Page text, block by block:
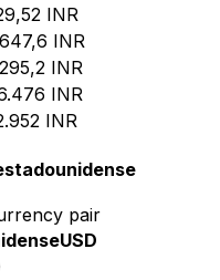
INR
INR
INR
INR
INR
pair
USD